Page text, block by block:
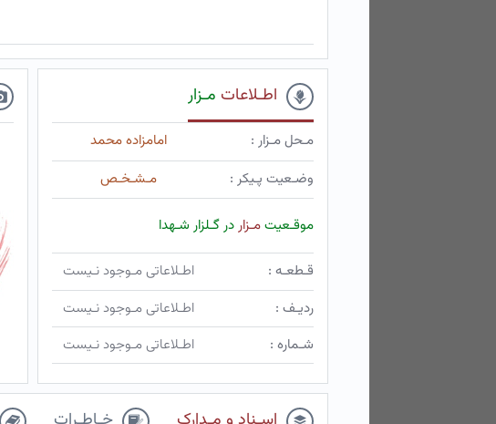
اطـلاعات مـزار
مـحل مـزار :
امامزاده محمد
وضـعیت پـیکر :
مـشـخـص
موقـعیتمـزاردر گـلزار شـهدا
قـطعـه :
اطـلاعاتی مـوجود نـیست
ردیـف :
اطـلاعاتی مـوجود نـیست
شـماره :
اطـلاعاتی مـوجود نـیست